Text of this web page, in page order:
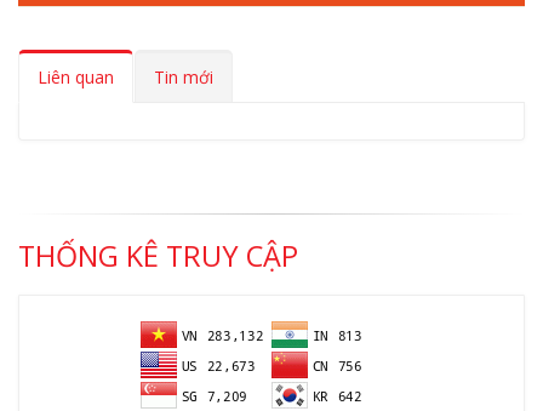
Liên quan Tin mới
THỐNG KÊ TRUY CẬP